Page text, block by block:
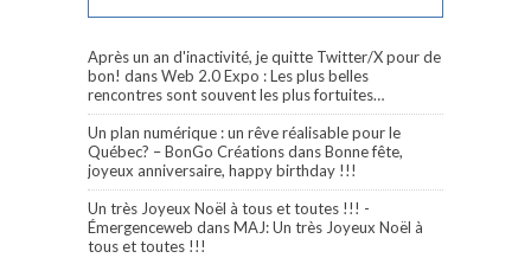
Après un an d'inactivité, je quitte Twitter/X pour de
bon! dansWeb 2.0 Expo : Les plus belles
rencontres sont souvent les plus fortuites…
Un plan numérique : un rêve réalisable pour le
Québec? – BonGo CréationsdansBonne fête,
joyeux anniversaire, happy birthday !!!
Un très Joyeux Noël à tous et toutes !!! -
Émergenceweb dansMAJ: Un très Joyeux Noël à
tous et toutes !!!